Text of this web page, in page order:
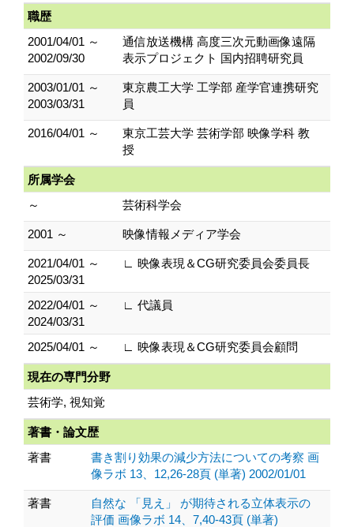
職歴
2001/04/01 ～
2002/09/30
通信放送機構 高度三次元動画像遠隔
表示プロジェクト 国内招聘研究員
2003/01/01 ～
2003/03/31
東京農工大学 工学部 産学官連携研究
員
2016/04/01 ～
東京工芸大学 芸術学部 映像学科 教
授
所属学会
～
芸術科学会
2001 ～ 映像情報メディア学会
2021/04/01 ～
2025/03/31
∟ 映像表現＆CG研究委員会委員長
2022/04/01 ～
2024/03/31
∟ 代議員
2025/04/01 ～ ∟ 映像表現＆CG研究委員会顧問
現在の専門分野
芸術学, 視知覚
著書・論文歴
著書
書き割り効果の減少方法についての考察 画
像ラボ 13、12,26-28頁 (単著) 2002/01/01
著書
自然な 「見え」 が期待される立体表示の
評価 画像ラボ 14、7,40-43頁 (単著)